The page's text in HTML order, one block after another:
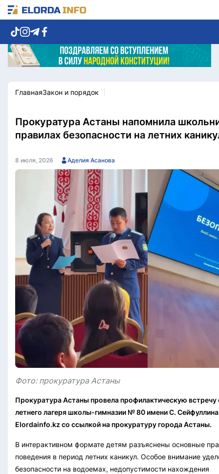
Новости столицы
Политика
Спорт
Культура
Разное
Видео
Мир
Этический кодекс
Служу стране
ГлавнаяЗакон и порядок
Прокуратура Астаны напомнила
правилах безопасности на летних
8 июля, 2026 Аделия Асанова
Фото: прокуратура Астаны
Прокуратура Астаны провела профилактическую встречу
летнего лагеря школы-гимназии № 80 имени С.
Elordainfo.kz со ссылкой на прокуратуру города Астаны.
В интерактивном формате детям разъяснены основные
поведения в период летних каникул. Особое внимание
безопасности на водоемах, недопустимости нахождения